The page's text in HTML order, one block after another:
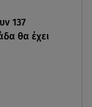
137
θα έχει